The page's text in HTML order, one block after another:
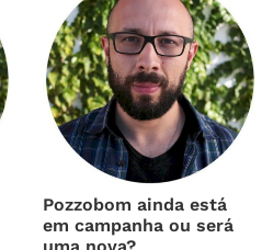
Pozzobom ainda está
em campanha ou será